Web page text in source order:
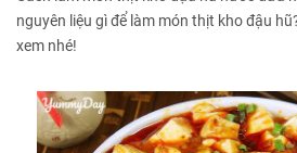
nguyên liệu gì để làm món thịt kho đậu
xem nhé!